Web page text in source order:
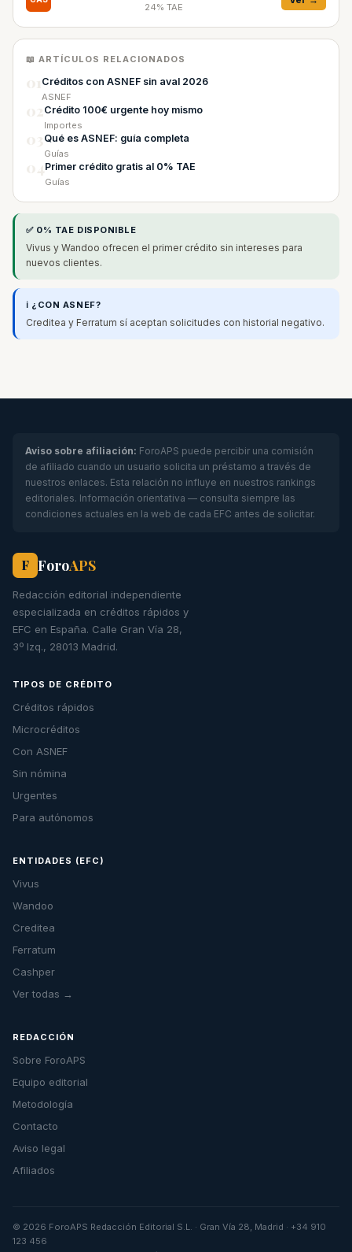
24% TAE
📖 ARTÍCULOS RELACIONADOS
Créditos con ASNEF sin aval 2026
ASNEF
Crédito 100€ urgente hoy mismo
Importes
Qué es ASNEF: guía completa
Guías
Primer crédito gratis al 0% TAE
Guías
✅ 0% TAE DISPONIBLE
Vivus y Wandoo ofrecen el primer crédito sin intereses para
nuevos clientes.
ℹ️ ¿CON ASNEF?
Creditea y Ferratum sí aceptan solicitudes con historial negativo.
Aviso sobre afiliación: ForoAPS puede percibir una comisión
de afiliado cuando un usuario solicita un préstamo a través de
nuestros enlaces. Esta relación no influye en nuestros rankings
editoriales. Información orientativa — consulta siempre las
condiciones actuales en la web de cada EFC antes de solicitar.
F ForoAPS
Redacción editorial independiente
especializada en créditos rápidos y
EFC en España. Calle Gran Vía 28,
3º Izq., 28013 Madrid.
TIPOS DE CRÉDITO
Créditos rápidos
Microcréditos
Con ASNEF
Sin nómina
Urgentes
Para autónomos
ENTIDADES (EFC)
Vivus
Wandoo
Creditea
Ferratum
Cashper
Ver todas →
REDACCIÓN
Sobre ForoAPS
Equipo editorial
Metodología
Contacto
Aviso legal
Afiliados
© 2026 ForoAPS Redacción Editorial S.L. · Gran Vía 28, Madrid · +34 910
123 456